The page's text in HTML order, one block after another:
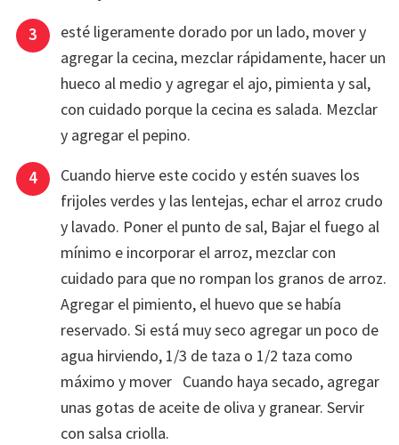
esté ligeramente dorado por un lado, mover y
agregar la cecina, mezclar rápidamente, hacer un
hueco al medio y agregar el ajo, pimienta y sal,
con cuidado porque la cecina es salada. Mezclar
y agregar el pepino.
Cuando hierve este cocido y estén suaves los
frijoles verdes y las lentejas, echar el arroz crudo
y lavado. Poner el punto de sal, Bajar el fuego al
mínimo e incorporar el arroz, mezclar con
cuidado para que no rompan los granos de arroz.
Agregar el pimiento, el huevo que se había
reservado. Si está muy seco agregar un poco de
agua hirviendo, 1/3 de taza o 1/2 taza como
máximo y mover Cuando haya secado, agregar
unas gotas de aceite de oliva y granear. Servir
con salsa criolla.